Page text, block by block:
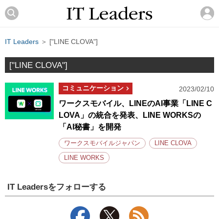
IT Leaders ＞ ["LINE CLOVA"]
["LINE CLOVA"]
コミュニケーション 2023/02/10
ワークスモバイル、LINEのAI事業「LINE C
LOVA」の統合を発表、LINE WORKSの
「AI秘書」を開発
ワークスモバイルジャパン LINE CLOVA
LINE WORKS
IT Leadersをフォローする